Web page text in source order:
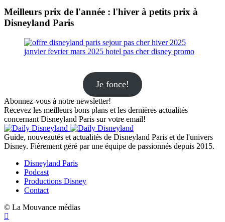
Meilleurs prix de l'année : l'hiver à petits prix à
Disneyland Paris
Je fonce!
Abonnez-vous à notre newsletter!
Recevez les meilleurs bons plans et les dernières actualités
concernant Disneyland Paris sur votre email!
Guide, nouveautés et actualités de Disneyland Paris et de l'univers
Disney. Fièrement géré par une équipe de passionnés depuis 2015.
Disneyland Paris
Podcast
Productions Disney
Contact
© La Mouvance médias